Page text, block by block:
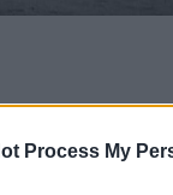
Process My